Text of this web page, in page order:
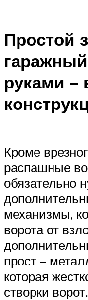
Простой
руками –
Кроме
распашные
обязательно
механизмы,
ворота от
прост –
которая
створки ворот.